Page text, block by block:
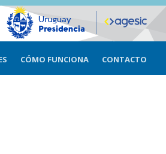
CÓMO FUNCIONA CONTACTO